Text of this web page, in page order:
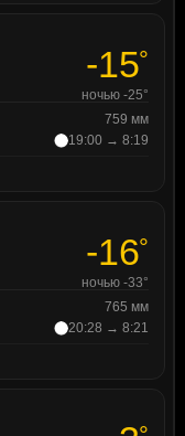
-15°
ночью -25°
759 мм
19:00 → 8:19
-16°
ночью -33°
765 мм
20:28 → 8:21